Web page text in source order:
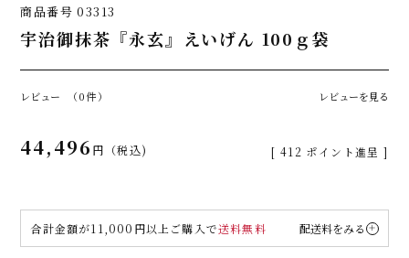
商品番号 03313
宇治御抹茶『永玄』えいげん 100ｇ袋
レビュー （0件） レビューを見る
44,496 税込 [ 412 ポイント進呈 ]
合計金額が11,000円以上ご購入で送料無料 配送料をみる